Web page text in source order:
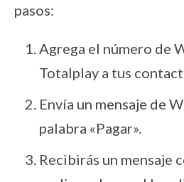
pasos:
Agrega el número de
Totalplay a tus
Envía un mensaje de
palabra «Pagar».
Recibirás un mensaje